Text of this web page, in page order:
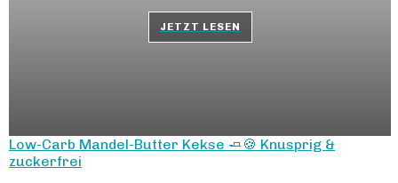
JETZT LESEN
Low-Carb Mandel-Butter Kekse 🧈🍪 Knusprig &
zuckerfrei